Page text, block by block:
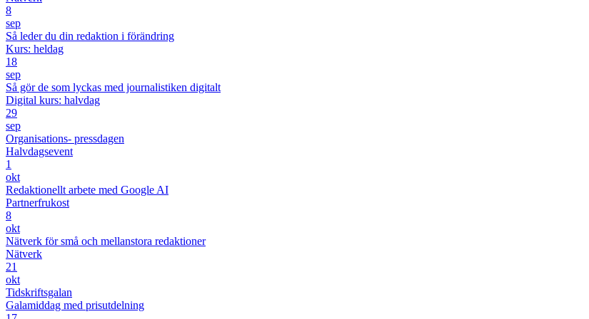
8
sep
Så leder du din redaktion i förändring
Kurs: heldag
18
sep
Så gör de som lyckas med journalistiken digitalt
Digital kurs: halvdag
29
sep
Organisations- pressdagen
Halvdagsevent
1
okt
Redaktionellt arbete med Google AI
Partnerfrukost
8
okt
Nätverk för små och mellanstora redaktioner
Nätverk
21
okt
Tidskriftsgalan
Galamiddag med prisutdelning